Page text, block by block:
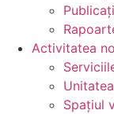
Activitatea
Spațiul